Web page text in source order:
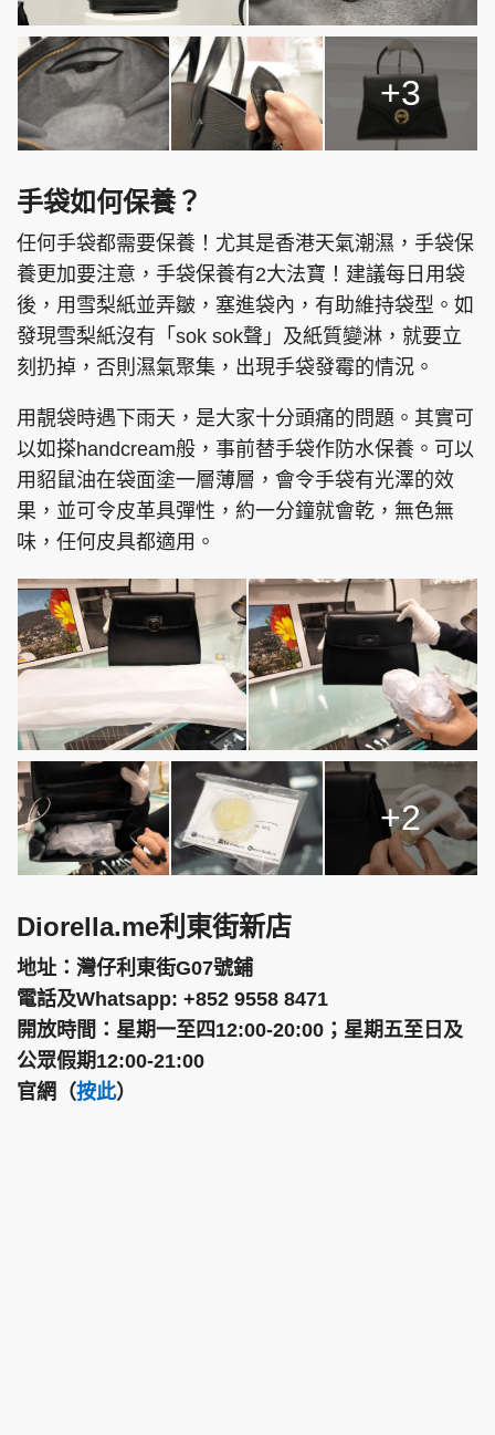
+3
手袋如何保養？
任何手袋都需要保養！尤其是香港天氣潮濕，手袋保
養更加要注意，手袋保養有2大法寶！建議每日用袋
後，用雪梨紙並弄皺，塞進袋內，有助維持袋型。如
發現雪梨紙沒有「sok sok聲」及紙質變淋，就要立
刻扔掉，否則濕氣聚集，出現手袋發霉的情況。
用靚袋時遇下雨天，是大家十分頭痛的問題。其實可
以如搽handcream般，事前替手袋作防水保養。可以
用貂鼠油在袋面塗一層薄層，會令手袋有光澤的效
果，並可令皮革具彈性，約一分鐘就會乾，無色無
味，任何皮具都適用。
+2
Diorella.me利東街新店
地址：灣仔利東街G07號鋪
電話及Whatsapp: +852 9558 8471
開放時間：星期一至四12:00-20:00；星期五至日及
公眾假期12:00-21:00
官網（按此）